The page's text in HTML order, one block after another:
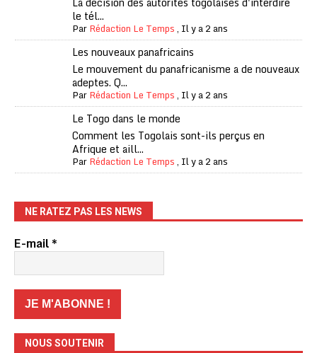
le tél...
ParRédaction Le Temps, Il y a 2 ans
Les nouveaux panafricains
Le mouvement du panafricanisme a de nouveaux
adeptes. Q...
ParRédaction Le Temps, Il y a 2 ans
Le Togo dans le monde
Comment les Togolais sont-ils perçus en
Afrique et aill...
ParRédaction Le Temps, Il y a 2 ans
NE RATEZ PAS LES NEWS
E-mail*
NOUS SOUTENIR